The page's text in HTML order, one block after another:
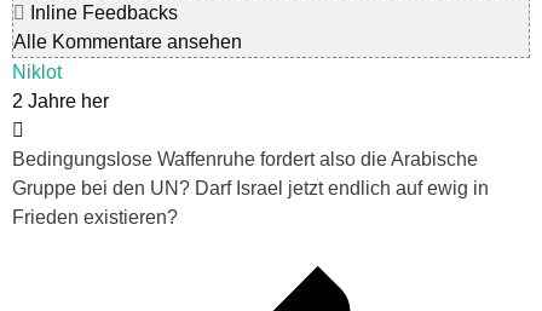
Inline Feedbacks
Alle Kommentare ansehen
Niklot
2 Jahre her
Bedingungslose Waffenruhe fordert also die Arabische
Gruppe bei den UN? Darf Israel jetzt endlich auf ewig in
Frieden existieren?